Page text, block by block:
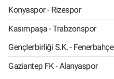
Konyaspor - Rizespor
Kasımpaşa - Trabzonspor
Gençlerbirliği S.K. - Fenerbahçe
Gaziantep FK - Alanyaspor